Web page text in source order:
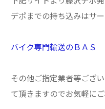
デポまでの持ち込みはサ
バイク専門輸送のＢＡＳ
その他ご指定業者等ござ
て頂きますのでお気軽に